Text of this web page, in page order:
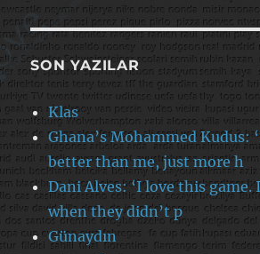
SON YAZILAR
Klas
Ghana’s Mohammed Kudus:
better than me, just more h
Dani Alves: ‘I love this
when they didn’t p
Günaydın